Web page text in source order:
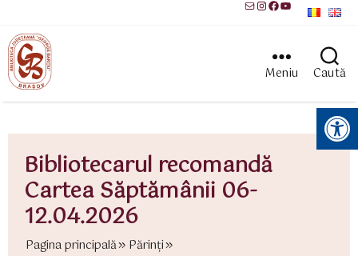
MailInstagram
Facebook
YouTube
Meniu Caută
Instrumente pentru accesibilitate
Bibliotecarul recomandă
Cartea Săptămânii 06-
12.04.2026
Pagina principală
Părinţi